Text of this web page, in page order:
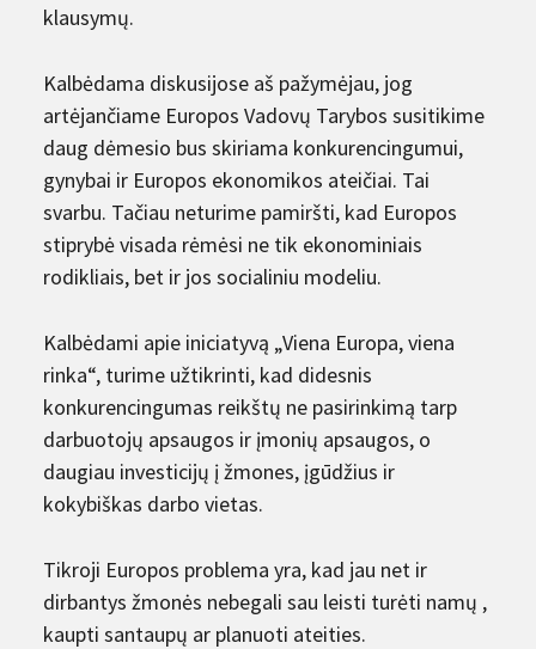
klausymų.
Kalbėdama diskusijose aš pažymėjau, jog
artėjančiame Europos Vadovų Tarybos susitikime
daug dėmesio bus skiriama konkurencingumui,
gynybai ir Europos ekonomikos ateičiai. Tai
svarbu. Tačiau neturime pamiršti, kad Europos
stiprybė visada rėmėsi ne tik ekonominiais
rodikliais, bet ir jos socialiniu modeliu.
Kalbėdami apie iniciatyvą „Viena Europa, viena
rinka“, turime užtikrinti, kad didesnis
konkurencingumas reikštų ne pasirinkimą tarp
darbuotojų apsaugos ir įmonių apsaugos, o
daugiau investicijų į žmones, įgūdžius ir
kokybiškas darbo vietas.
Tikroji Europos problema yra, kad jau net ir
dirbantys žmonės nebegali sau leisti turėti namų ,
kaupti santaupų ar planuoti ateities.